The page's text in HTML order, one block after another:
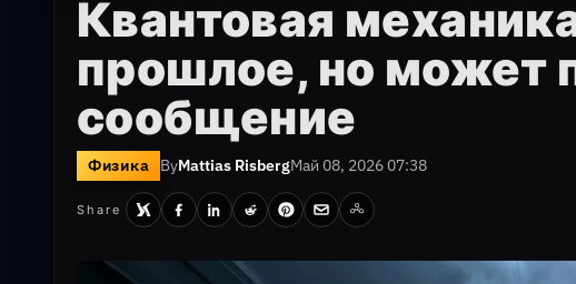
Квантовая
прошлое, но может
сообщение
Физика ByMattias RisbergМай 08, 2026 07:38
Share